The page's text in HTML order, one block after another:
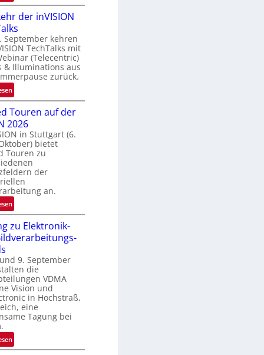
U
n
b
e
g
r
e
n
z
e
M
ö
g
l
i
c
h
k
e
i
t
n
der inVISION
September kehren
TechTalks mit
(Telecentric)
& Illuminations aus
zurück.
:
R
ü
c
k
k
e
h
r
d
e
r
i
n
I
S
I
O
N
T
c
h
Touren auf der
2026
in Stuttgart (6.
bietet
Touren zu
der
an.
:
G
u
i
e
d
T
o
u
r
n
a
zu Elektronik-
9. September
die
VDMA
Vision und
in Hochstraß,
eine
Tagung bei
:
T